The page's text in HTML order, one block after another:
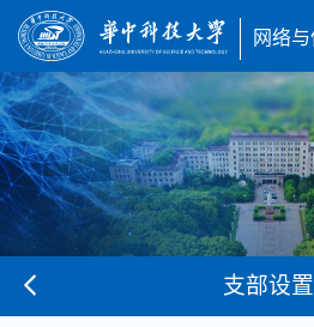
网络
支部设置